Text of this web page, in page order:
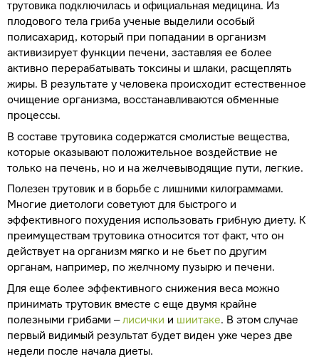
трутовика подключилась и официальная медицина. Из
плодового тела гриба ученые выделили особый
полисахарид, который при попадании в организм
активизирует функции печени, заставляя ее более
активно перерабатывать токсины и шлаки, расщеплять
жиры. В результате у человека происходит естественное
очищение организма, восстанавливаются обменные
процессы.
В составе трутовика содержатся смолистые вещества,
которые оказывают положительное воздействие не
только на печень, но и на желчевыводящие пути, легкие.
Полезен трутовик и в борьбе с лишними килограммами.
Многие диетологи советуют для быстрого и
эффективного похудения использовать грибную диету. К
преимуществам трутовика относится тот факт, что он
действует на организм мягко и не бьет по другим
органам, например, по желчному пузырю и печени.
Для еще более эффективного снижения веса можно
принимать трутовик вместе с еще двумя крайне
полезными грибами –лисички и шиитаке. В этом случае
первый видимый результат будет виден уже через две
недели после начала диеты.